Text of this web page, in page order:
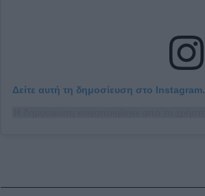
Δείτε αυτή τη δημοσίευση στο Instagram.